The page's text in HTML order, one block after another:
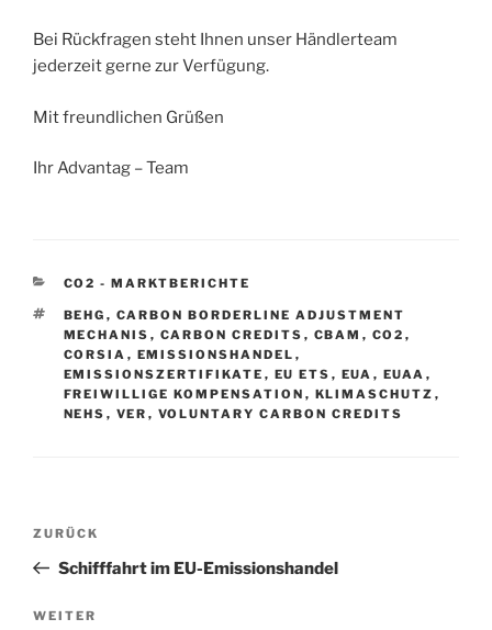
Bei Rückfragen steht Ihnen unser Händlerteam
jederzeit gerne zur Verfügung.
Mit freundlichen Grüßen
Ihr Advantag – Team
KATEGORIEN
CO2 - MARKTBERICHTE
SCHLAGWÖRTER
BEHG , CARBON BORDERLINE ADJUSTMENT
MECHANIS , CARBON CREDITS , CBAM , CO2 ,
CORSIA , EMISSIONSHANDEL ,
EMISSIONSZERTIFIKATE , EU ETS , EUA , EUAA ,
FREIWILLIGE KOMPENSATION , KLIMASCHUTZ ,
NEHS , VER , VOLUNTARY CARBON CREDITS
Beitragsnavigation
Vorheriger
Beitrag
ZURÜCK
Schifffahrt im EU-Emissionshandel
Nächster
WEITER